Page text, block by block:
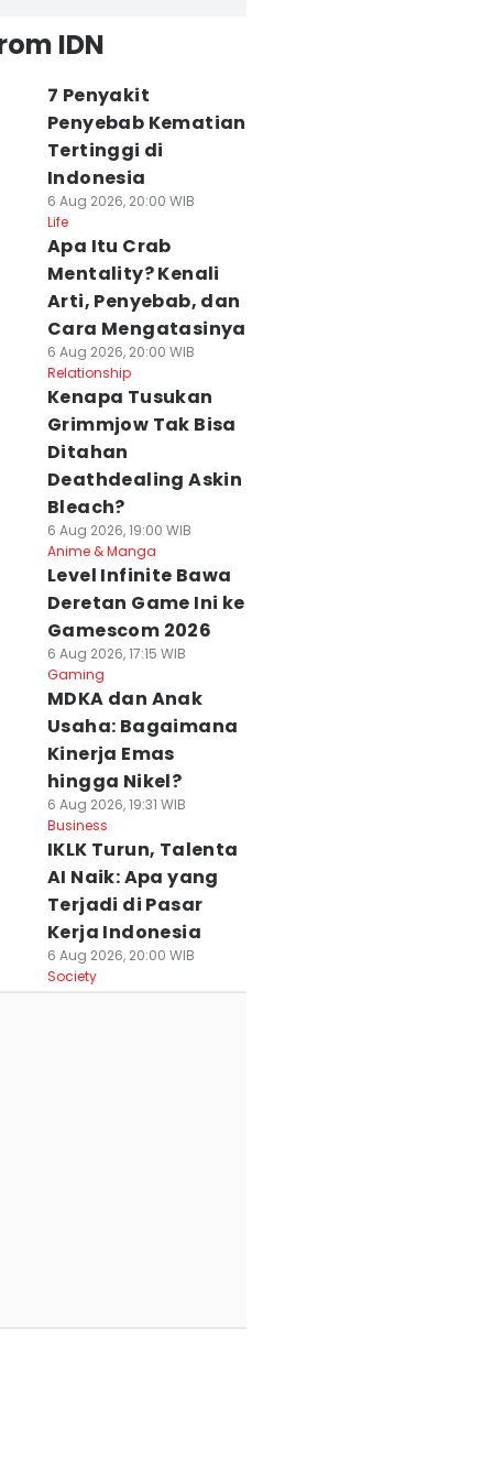
IDN
7 Penyakit
Penyebab Kematian
Tertinggi di
Indonesia
6 Aug 2026, 20:00 WIB
Life
Apa Itu Crab
Mentality? Kenali
Arti, Penyebab, dan
Cara Mengatasinya
6 Aug 2026, 20:00 WIB
Relationship
Kenapa Tusukan
Grimmjow Tak Bisa
Ditahan
Deathdealing Askin
Bleach?
6 Aug 2026, 19:00 WIB
Anime & Manga
Level Infinite Bawa
Deretan Game Ini ke
Gamescom 2026
6 Aug 2026, 17:15 WIB
Gaming
MDKA dan Anak
Usaha: Bagaimana
Kinerja Emas
hingga Nikel?
6 Aug 2026, 19:31 WIB
Business
IKLK Turun, Talenta
AI Naik: Apa yang
Terjadi di Pasar
Kerja Indonesia
6 Aug 2026, 20:00 WIB
Society